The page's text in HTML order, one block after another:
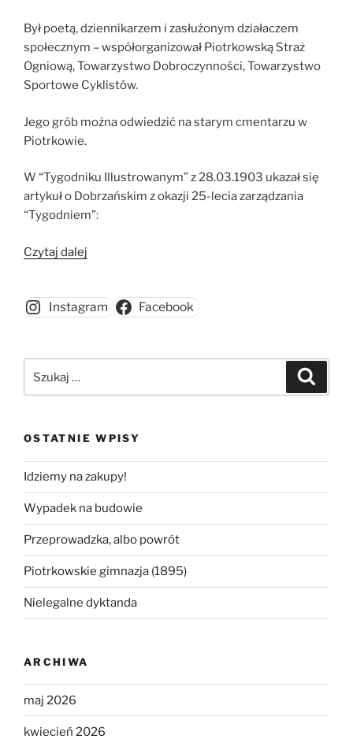
Był poetą, dziennikarzem i zasłużonym działaczem
społecznym – współorganizował Piotrkowską Straż
Ogniową, Towarzystwo Dobroczynności, Towarzystwo
Sportowe Cyklistów.
Jego grób można odwiedzić na starym cmentarzu w
Piotrkowie.
W “Tygodniku Illustrowanym” z 28.03.1903 ukazał się
artykuł o Dobrzańskim z okazji 25-lecia zarządzania
“Tygodniem”:
Czytaj dalej
Instagram Facebook
OSTATNIE WPISY
Idziemy na zakupy!
Wypadek na budowie
Przeprowadzka, albo powrót
Piotrkowskie gimnazja (1895)
Nielegalne dyktanda
ARCHIWA
maj 2026
kwiecień 2026